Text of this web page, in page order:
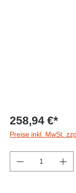
258,94 €*
Preise inkl. MwSt.
Produkt